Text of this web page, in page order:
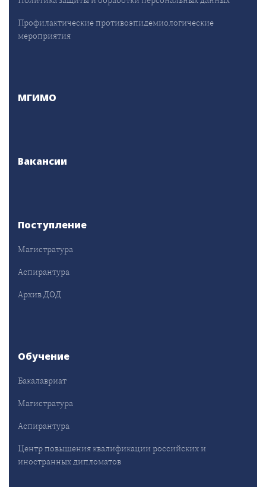
Профилактические противоэпидемиологические
мероприятия
МГИМО
Вакансии
Поступление
Магистратура
Аспирантура
Архив ДОД
Обучение
Бакалавриат
Магистратура
Аспирантура
Центр повышения квалификации российских и
иностранных дипломатов